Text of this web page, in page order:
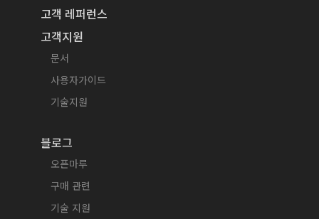
고객 레퍼런스
고객지원
문서
사용자가이드
기술지원
블로그
오픈마루
구매 관련
기술 지원